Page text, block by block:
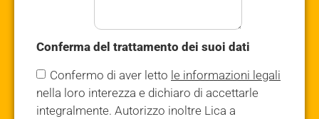
Conferma del trattamento dei suoi dati
Confermo di aver letto le informazioni legali
nella loro interezza e dichiaro di accettarle
integralmente. Autorizzo inoltre Lica a